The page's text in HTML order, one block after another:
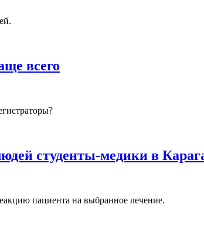
всего
студенты-медики в
пациента на выбранное лечение.